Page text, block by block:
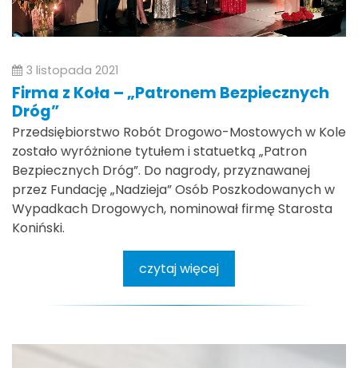
3 listopada 2021
Firma z Koła – „Patronem Bezpiecznych
Dróg”
Przedsiębiorstwo Robót Drogowo-Mostowych w Kole
zostało wyróżnione tytułem i statuetką „Patron
Bezpiecznych Dróg”. Do nagrody, przyznawanej
przez Fundację „Nadzieja” Osób Poszkodowanych w
Wypadkach Drogowych, nominował firmę Starosta
Koniński.
czytaj więcej